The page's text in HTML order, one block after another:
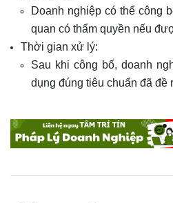
Doanh nghiệp có thể công
quan có thẩm quyền nếu
Thời gian xử lý:
Sau khi công bố, doanh
dụng đúng tiêu chuẩn đã đề